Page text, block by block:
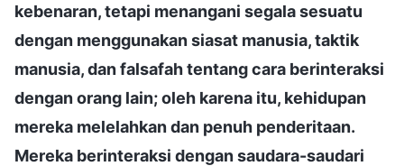
kebenaran, tetapi menangani segala sesuatu
dengan menggunakan siasat manusia, taktik
manusia, dan falsafah tentang cara berinteraksi
dengan orang lain; oleh karena itu, kehidupan
mereka melelahkan dan penuh penderitaan.
Mereka berinteraksi dengan saudara-saudari